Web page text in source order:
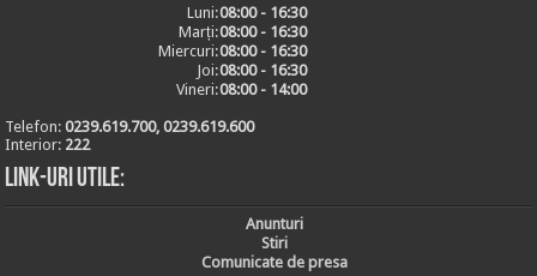
Luni:08:00 - 16:30
Marți:08:00 - 16:30
Miercuri:08:00 - 16:30
Joi:08:00 - 16:30
Vineri:08:00 - 14:00
Telefon:0239.619.700, 0239.619.600
Interior: 222
Link-uri utile:
Anunturi
Stiri
Comunicate de presa